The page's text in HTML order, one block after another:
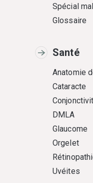
Spécial
Glossaire
Santé
Anatomie
Cataracte
DMLA
Glaucome
Orgelet
Uvéites